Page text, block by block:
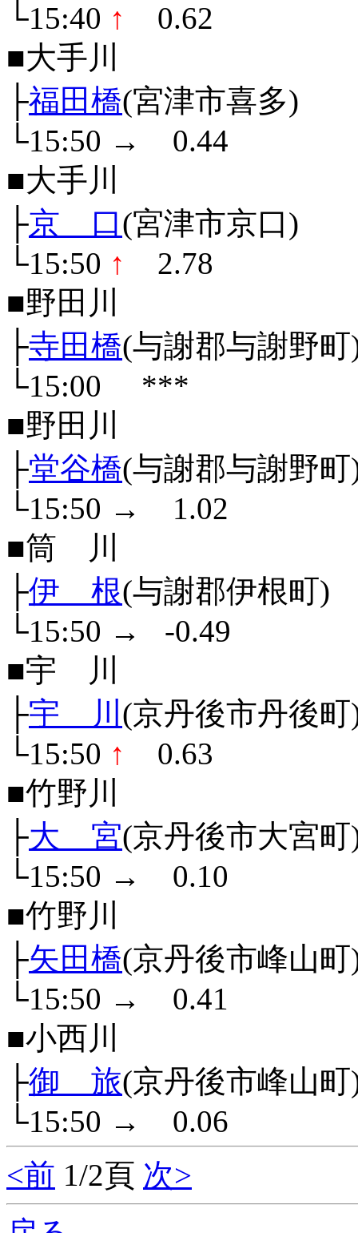
└15:40 ↑
0.62
■大手川
├福田橋(宮津市喜多)
└15:50 →
0.44
■大手川
├京 口(宮津市京口)
└15:50 ↑
2.78
■野田川
├寺田橋(与謝郡与謝野町
└15:00
***
■野田川
├堂谷橋(与謝郡与謝野町
└15:50 →
1.02
■筒 川
├伊 根(与謝郡伊根町)
└15:50 →
-0.49
■宇 川
├宇 川 (京丹後市丹後町
└15:50 ↑
0.63
■竹野川
├大 宮(京丹後市大宮町
└15:50 →
0.10
■竹野川
├矢田橋(京丹後市峰山町
└15:50 →
0.41
■小西川
├御 旅(京丹後市峰山町
└15:50 →
0.06
<前 1/2頁 次>